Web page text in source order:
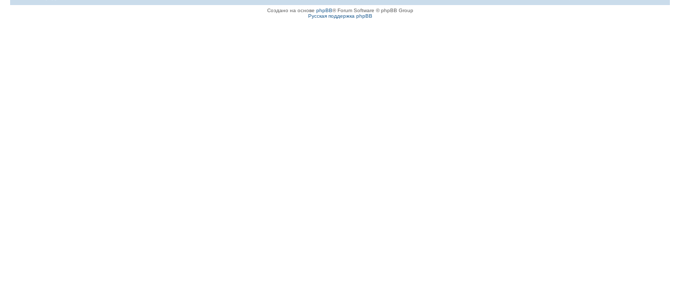
Создано на основе phpBB® Forum Software © phpBB Group
Русская поддержка phpBB